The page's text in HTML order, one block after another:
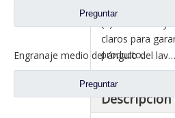
Preguntar
Engranaje medio del ángulo del lavabo del puente para los recambios WG7121320252 del camión de Sinotruk Steyr
Preguntar
revenido.
(4) El número
claros para
producto.